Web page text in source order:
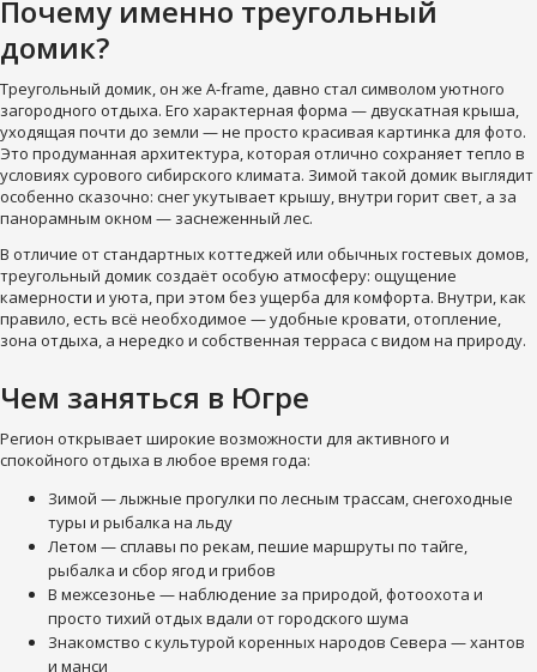
Почему именно треугольный
домик?
Треугольный домик, он же A-frame, давно стал символом уютного
загородного отдыха. Его характерная форма — двускатная крыша,
уходящая почти до земли — не просто красивая картинка для фото.
Это продуманная архитектура, которая отлично сохраняет тепло в
условиях сурового сибирского климата. Зимой такой домик выглядит
особенно сказочно: снег укутывает крышу, внутри горит свет, а за
панорамным окном — заснеженный лес.
В отличие от стандартных коттеджей или обычных гостевых домов,
треугольный домик создаёт особую атмосферу: ощущение
камерности и уюта, при этом без ущерба для комфорта. Внутри, как
правило, есть всё необходимое — удобные кровати, отопление,
зона отдыха, а нередко и собственная терраса с видом на природу.
Чем заняться в Югре
Регион открывает широкие возможности для активного и
спокойного отдыха в любое время года:
Зимой — лыжные прогулки по лесным трассам, снегоходные
туры и рыбалка на льду
Летом — сплавы по рекам, пешие маршруты по тайге,
рыбалка и сбор ягод и грибов
В межсезонье — наблюдение за природой, фотоохота и
просто тихий отдых вдали от городского шума
Знакомство с культурой коренных народов Севера — хантов
и манси